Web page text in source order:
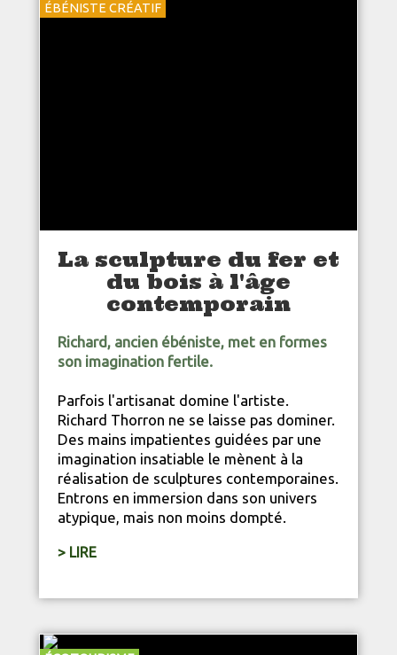
ÉBÉNISTE CRÉATIF
La sculpture du fer et
du bois à l'âge
contemporain
Richard, ancien ébéniste, met en formes
son imagination fertile.
Parfois l'artisanat domine l'artiste.
Richard Thorron ne se laisse pas dominer.
Des mains impatientes guidées par une
imagination insatiable le mènent à la
réalisation de sculptures contemporaines.
Entrons en immersion dans son univers
atypique, mais non moins dompté.
> LIRE